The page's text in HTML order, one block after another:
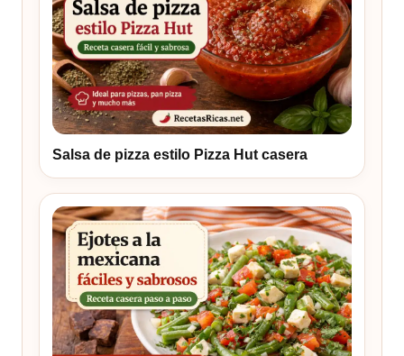
Salsa de pizza estilo Pizza Hut casera